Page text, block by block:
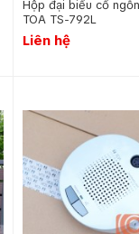
Hộp đại biểu cổ
TOA TS-792L
Liên hệ